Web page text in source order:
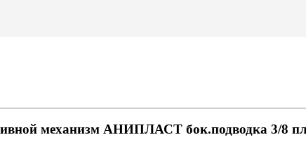
механизм АНИПЛАСТ бок.подводка 3/8